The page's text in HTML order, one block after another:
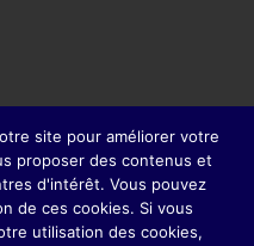
son sens
dans la mesure
grandes fêtes de
site pour améliorer votre
proposer des contenus et
d'intérêt. Vous pouvez
de ces cookies. Si vous
utilisation des cookies,